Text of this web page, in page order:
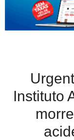
Instituto